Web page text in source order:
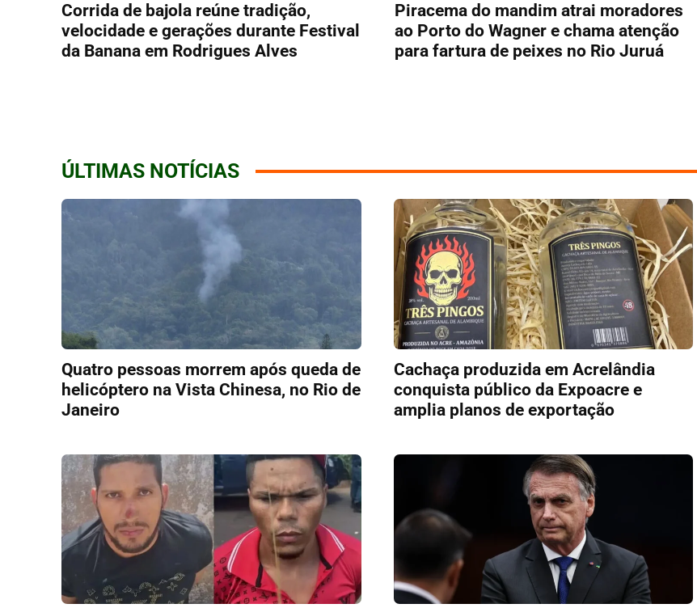
Corrida de bajola reúne tradição,
velocidade e gerações durante Festival
da Banana em Rodrigues Alves
Piracema do mandim atrai moradores
ao Porto do Wagner e chama atenção
para fartura de peixes no Rio Juruá
ÚLTIMAS NOTÍCIAS
Quatro pessoas morrem após queda de
helicóptero na Vista Chinesa, no Rio de
Janeiro
Cachaça produzida em Acrelândia
conquista público da Expoacre e
amplia planos de exportação